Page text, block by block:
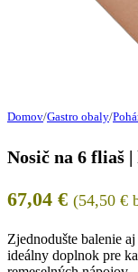
Domov/Gastro obaly/
Nosič na 6 fliaš
67,04 € (54,50 €
Zjednodušte balenie
ideálny doplnok pre